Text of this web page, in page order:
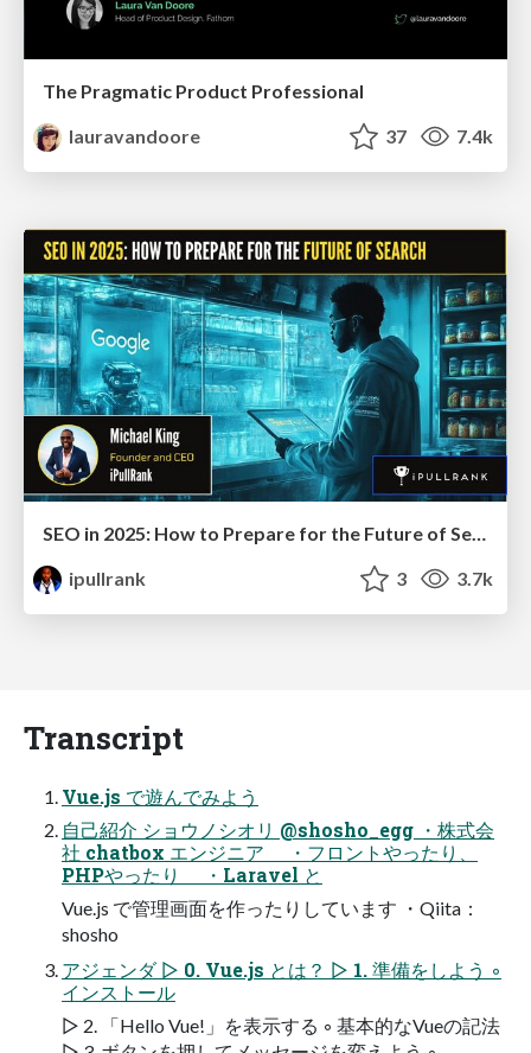
The Pragmatic Product Professional
lauravandoore
37 7.4k
ipullrank
3 3.7k
Transcript
Vue.js で遊んでみよう
自己紹介 ショウノシオリ @shosho_egg ・株式会
社 chatbox エンジニア ・フロントやったり、
PHPやったり ・Laravel と
Vue.js で管理画面を作ったりしています ・Qiita：
shosho
アジェンダ ▷ 0. Vue.js とは？ ▷ 1. 準備をしよう ◦
インストール
▷ 2. 「Hello Vue!」を表示する ◦ 基本的なVueの記法